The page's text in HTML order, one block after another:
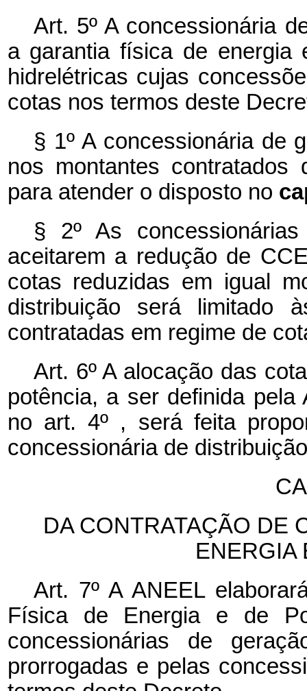
Art. 5º A concessionária
a garantia física de energia
hidrelétricas cujas
cotas nos termos deste
§ 1º A concessionária de
nos montantes
para atender o disposto no
§ 2º As
aceitarem a redução de
cotas reduzidas em igual
distribuição será limitado
contratadas em regime de
Art. 6º A alocação das
potência, a ser definida pela
no art. 4º , será feita
concessionária de
DA CONTRATAÇÃO DE
ENERGIA
Art. 7º A ANEEL
Física de Energia e de
concessionárias de
prorrogadas e pelas